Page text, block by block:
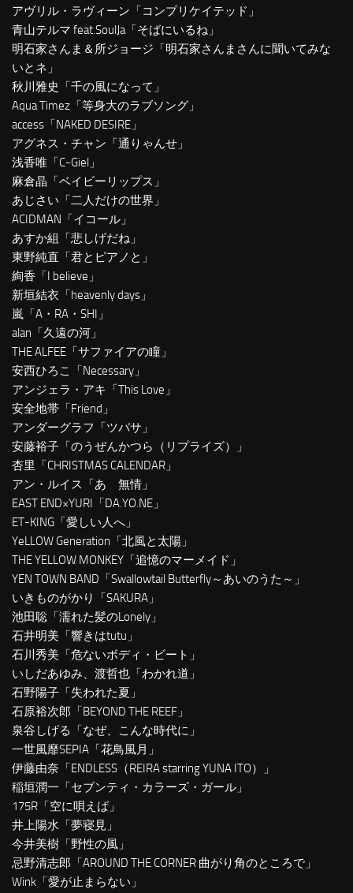
アヴリル・ラヴィーン「コンプリケイテッド」
青山テルマ feat.SoulJa「そばにいるね」
明石家さんま＆所ジョージ「明石家さんまさんに聞いてみな
いとネ」
秋川雅史「千の風になって」
Aqua Timez「等身大のラブソング」
access「NAKED DESIRE」
アグネス・チャン「通りゃんせ」
浅香唯「C-Giel」
麻倉晶「ベイビーリップス」
あじさい「二人だけの世界」
ACIDMAN「イコール」
あすか組「悲しげだね」
東野純直「君とピアノと」
絢香「I believe」
新垣結衣「heavenly days」
嵐「A・RA・SHI」
alan「久遠の河」
THE ALFEE「サファイアの瞳」
安西ひろこ「Necessary」
アンジェラ・アキ「This Love」
安全地帯「Friend」
アンダーグラフ「ツバサ」
安藤裕子「のうぜんかつら（リプライズ）」
杏里「CHRISTMAS CALENDAR」
アン・ルイス「あゝ無情」
EAST END×YURI「DA.YO.NE」
ET-KING「愛しい人へ」
YeLLOW Generation「北風と太陽」
THE YELLOW MONKEY「追憶のマーメイド」
YEN TOWN BAND「Swallowtail Butterfly～あいのうた～」
いきものがかり「SAKURA」
池田聡「濡れた髪のLonely」
石井明美「響きはtutu」
石川秀美「危ないボディ・ビート」
いしだあゆみ、渡哲也「わかれ道」
石野陽子「失われた夏」
石原裕次郎「BEYOND THE REEF」
泉谷しげる「なぜ、こんな時代に」
一世風靡SEPIA「花鳥風月」
伊藤由奈「ENDLESS（REIRA starring YUNA ITO）」
稲垣潤一「セブンティ・カラーズ・ガール」
175R「空に唄えば」
井上陽水「夢寝見」
今井美樹「野性の風」
忌野清志郎「AROUND THE CORNER 曲がり角のところで」
Wink「愛が止まらない」